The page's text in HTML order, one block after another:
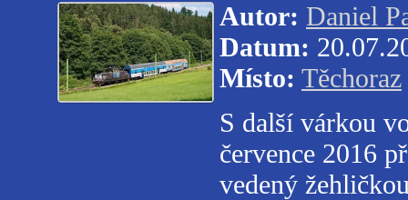
Autor: Daniel
Datum:
Místo: Těchoraz
S další várkou
července 2016
vedený